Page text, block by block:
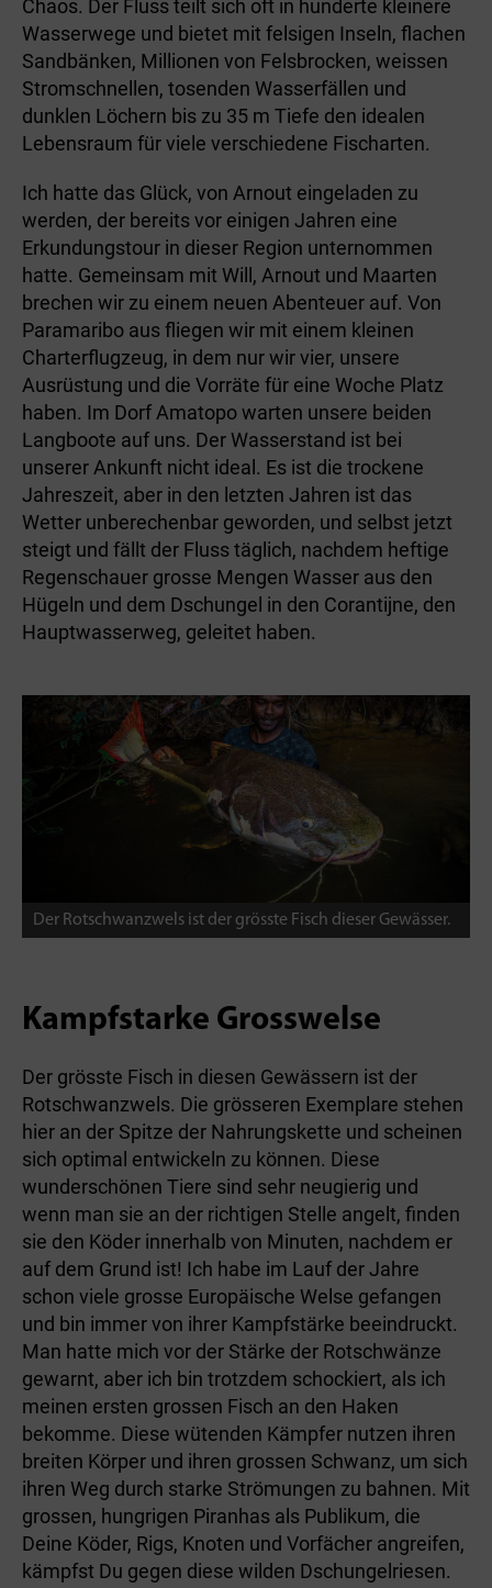
Chaos. Der Fluss teilt sich oft in hunderte kleinere
Wasserwege und bietet mit felsigen Inseln, flachen
Sandbänken, Millionen von Felsbrocken, weissen
Stromschnellen, tosenden Wasserfällen und
dunklen Löchern bis zu 35 m Tiefe den idealen
Lebensraum für viele verschiedene Fischarten.
Ich hatte das Glück, von Arnout eingeladen zu
werden, der bereits vor einigen Jahren eine
Erkundungstour in dieser Region unternommen
hatte. Gemeinsam mit Will, Arnout und Maarten
brechen wir zu einem neuen Abenteuer auf. Von
Paramaribo aus fliegen wir mit einem kleinen
Charterflugzeug, in dem nur wir vier, unsere
Ausrüstung und die Vorräte für eine Woche Platz
haben. Im Dorf Amatopo warten unsere beiden
Langboote auf uns. Der Wasserstand ist bei
unserer Ankunft nicht ideal. Es ist die trockene
Jahreszeit, aber in den letzten Jahren ist das
Wetter unberechenbar geworden, und selbst jetzt
steigt und fällt der Fluss täglich, nachdem heftige
Regenschauer grosse Mengen Wasser aus den
Hügeln und dem Dschungel in den Corantijne, den
Hauptwasserweg, geleitet haben.
Der Rotschwanzwels ist der grösste Fisch dieser Gewässer.
Kampfstarke Grosswelse
Der grösste Fisch in diesen Gewässern ist der
Rotschwanzwels. Die grösseren Exemplare stehen
hier an der Spitze der Nahrungskette und scheinen
sich optimal entwickeln zu können. Diese
wunderschönen Tiere sind sehr neugierig und
wenn man sie an der richtigen Stelle angelt, finden
sie den Köder innerhalb von Minuten, nachdem er
auf dem Grund ist! Ich habe im Lauf der Jahre
schon viele grosse Europäische Welse gefangen
und bin immer von ihrer Kampfstärke beeindruckt.
Man hatte mich vor der Stärke der Rotschwänze
gewarnt, aber ich bin trotzdem schockiert, als ich
meinen ersten grossen Fisch an den Haken
bekomme. Diese wütenden Kämpfer nutzen ihren
breiten Körper und ihren grossen Schwanz, um sich
ihren Weg durch starke Strömungen zu bahnen. Mit
grossen, hungrigen Piranhas als Publikum, die
Deine Köder, Rigs, Knoten und Vorfächer angreifen,
kämpfst Du gegen diese wilden Dschungel­riesen.